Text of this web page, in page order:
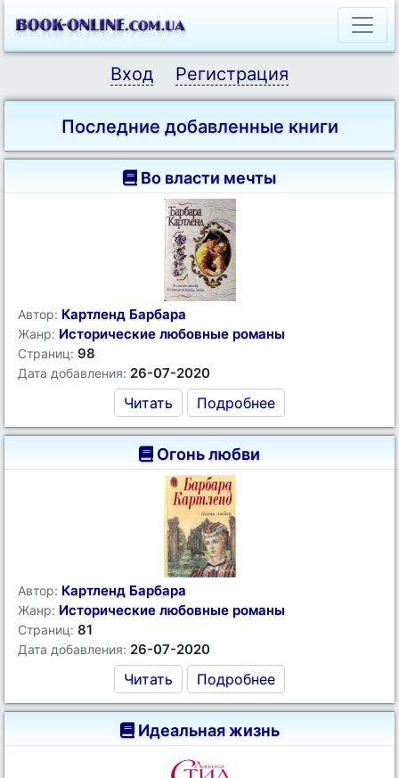
Вход Регистрация
Последние добавленные книги
Во власти мечты
Автор: Картленд Барбара
Жанр: Исторические любовные романы
Страниц: 98
Дата добавления: 26-07-2020
Читать Подробнее
Огонь любви
Автор: Картленд Барбара
Жанр: Исторические любовные романы
Страниц: 81
Дата добавления: 26-07-2020
Читать Подробнее
Идеальная жизнь